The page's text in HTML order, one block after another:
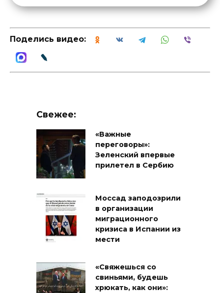
Поделись видео:
Свежее:
«Важные
переговоры»:
Зеленский впервые
прилетел в Сербию
Моссад заподозрили
в организации
миграционного
кризиса в Испании из
мести
«Свяжешься со
свиньями, будешь
хрюкать, как они»: